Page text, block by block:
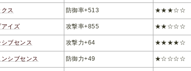
ス 防御率+513 ★★★☆☆
アイズ 攻撃率+855 ★★☆☆☆
ブセンス 攻撃力+64 ★★★★☆
シブセンス 防御力+49 ★☆☆☆☆